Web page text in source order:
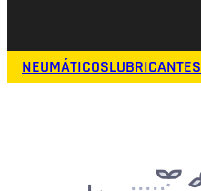
NEUMÁTICOSLUBRICANTES